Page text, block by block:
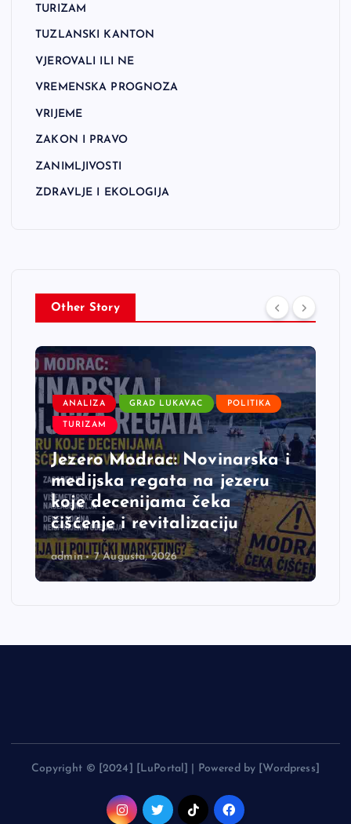
TURIZAM
TUZLANSKI KANTON
VJEROVALI ILI NE
VREMENSKA PROGNOZA
VRIJEME
ZAKON I PRAVO
ZANIMLJIVOSTI
ZDRAVLJE I EKOLOGIJA
Other Story
ANALIZA GRAD LUKAVAC POLITIKA
TURIZAM
Jezero Modrac: Novinarska i
medijska regata na jezeru
koje decenijama čeka
čišćenje i revitalizaciju
admin 7 Augusta, 2026
Copyright © [2024] [LuPortal] | Powered by [Wordpress]